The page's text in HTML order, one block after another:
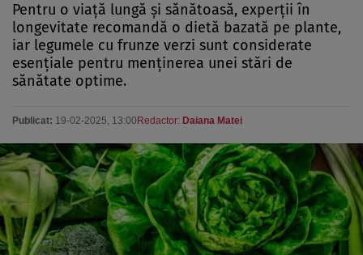
Pentru o viață lungă și sănătoasă, experții în
longevitate recomandă o dietă bazată pe plante,
iar legumele cu frunze verzi sunt considerate
esențiale pentru menținerea unei stări de
sănătate optime.
Publicat: 19-02-2025, 13:00 Redactor: Daiana Matei